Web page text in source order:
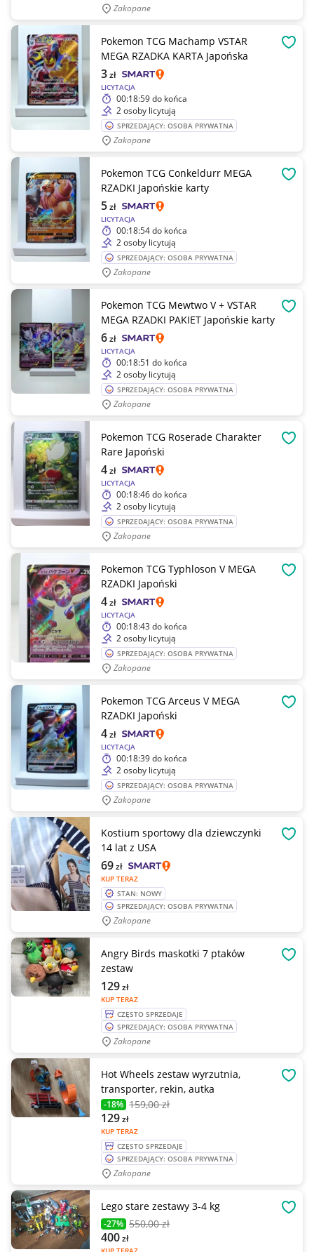
Zakopane
Pokemon TCG Machamp VSTAR
MEGA RZADKA KARTA Japońska
LICYTACJA
3zł
00:18:59do końca
2 osoby licytują
SPRZEDAJĄCY: OSOBA PRYWATNA
Zakopane
Pokemon TCG Conkeldurr MEGA
RZADKI Japońskie karty
LICYTACJA
5zł
00:18:54do końca
2 osoby licytują
SPRZEDAJĄCY: OSOBA PRYWATNA
Zakopane
Pokemon TCG Mewtwo V + VSTAR
MEGA RZADKI PAKIET Japońskie karty
LICYTACJA
6zł
00:18:51 do końca
2 osoby licytują
SPRZEDAJĄCY: OSOBA PRYWATNA
Zakopane
Pokemon TCG Roserade Charakter
Rare Japoński
LICYTACJA
4zł
00:18:46do końca
2 osoby licytują
SPRZEDAJĄCY: OSOBA PRYWATNA
Zakopane
Pokemon TCG Typhloson V MEGA
RZADKI Japoński
LICYTACJA
4zł
00:18:43do końca
2 osoby licytują
SPRZEDAJĄCY: OSOBA PRYWATNA
Zakopane
Pokemon TCG Arceus V MEGA
RZADKI Japoński
LICYTACJA
4zł
00:18:39do końca
2 osoby licytują
SPRZEDAJĄCY: OSOBA PRYWATNA
Zakopane
Kostium sportowy dla dziewczynki
14 lat z USA
KUP TERAZ
69zł
STAN: NOWY
SPRZEDAJĄCY: OSOBA PRYWATNA
Zakopane
Angry Birds maskotki 7 ptaków
zestaw
KUP TERAZ
129zł
CZĘSTO SPRZEDAJE
SPRZEDAJĄCY: OSOBA PRYWATNA
Zakopane
Hot Wheels zestaw wyrzutnia,
transporter, rekin, autka
-18% 159,00 zł
KUP TERAZ
129zł
CZĘSTO SPRZEDAJE
SPRZEDAJĄCY: OSOBA PRYWATNA
Zakopane
Lego stare zestawy 3-4 kg
-27% 550,00 zł
400zł